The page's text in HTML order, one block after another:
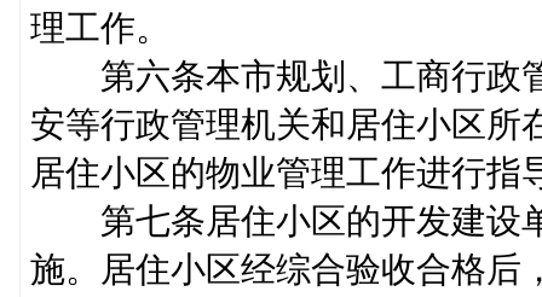
理工作。
第六条本市规划、工商行政
安等行政管理机关和居住小区所
居住小区的物业管理工作进
第七条居住小区的开发建设
施。居住小区经综合验收合格后